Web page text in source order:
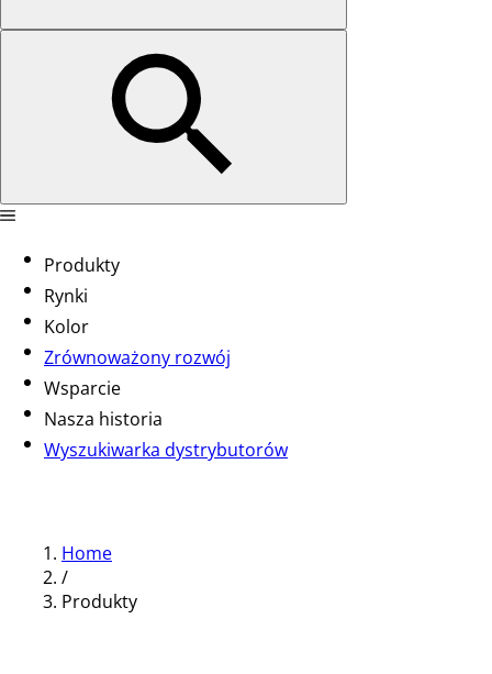
Produkty
Rynki
Kolor
Zrównoważony rozwój
Wsparcie
Nasza historia
Wyszukiwarka dystrybutorów
Home
/
Produkty